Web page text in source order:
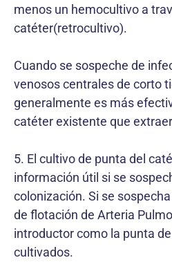
menos un hemocultivo a
catéter(retrocultivo).
Cuando se sospeche de
venosos centrales de corto
generalmente es más
catéter existente que
5. El cultivo de punta del
información útil si se
colonización. Si se
de flotación de Arteria
introductor como la punta
cultivados.